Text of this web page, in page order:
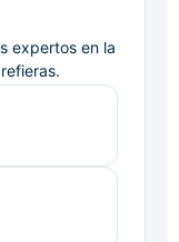
expertos en la